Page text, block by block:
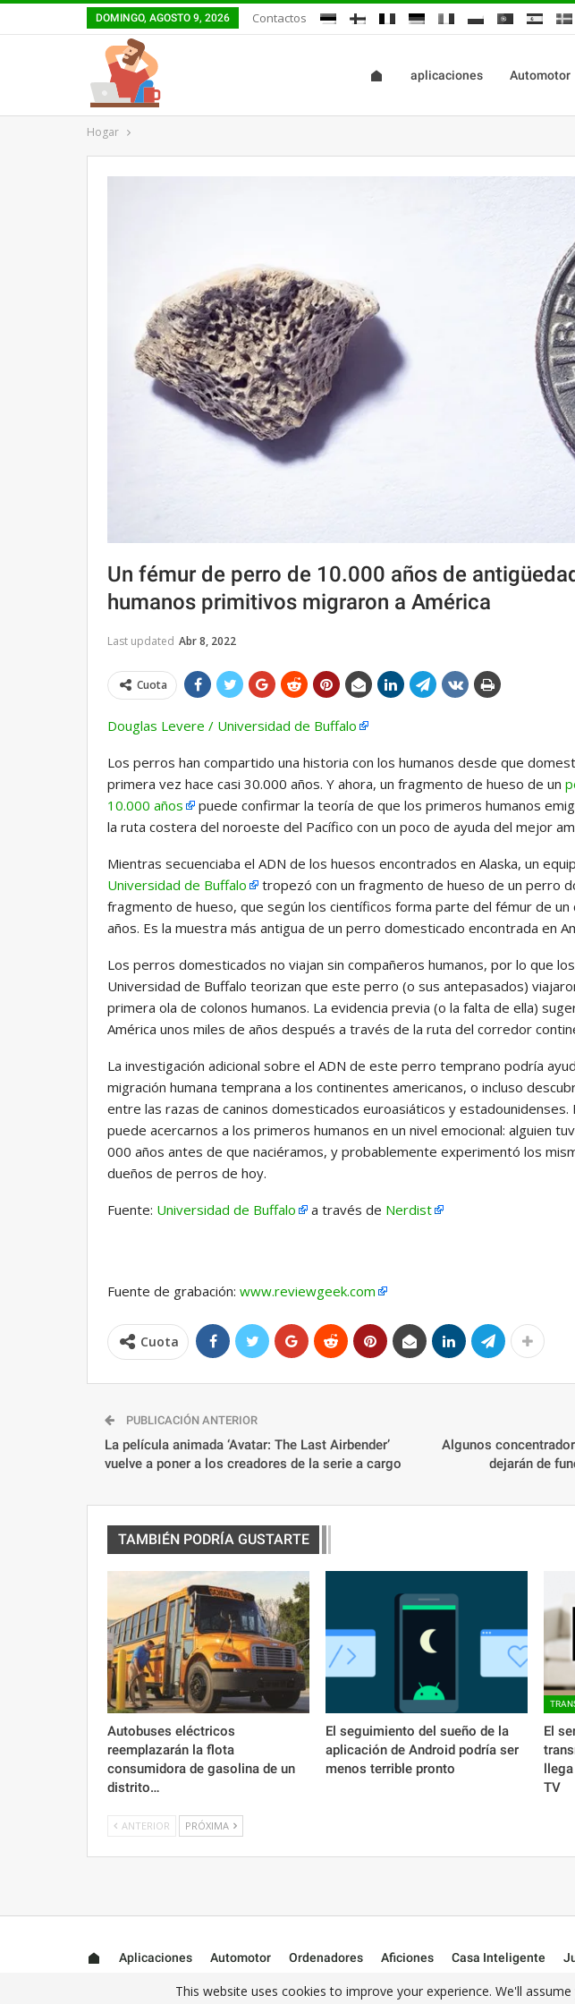
DOMINGO, AGOSTO 9, 2026 Contactos
aplicaciones Automotor
Hogar
Un fémur de perro de 10.000 años de
humanos primitivos migraron a América
Last updated Abr 8, 2022
Cuota
Douglas Levere / Universidad de Buffalo
Los perros han compartido una historia con los humanos desde que
primera vez hace casi 30.000 años. Y ahora, un fragmento de hueso de un
10.000 años
puede confirmar la teoría de que los primeros humanos
la ruta costera del noroeste del Pacífico con un poco de ayuda del mejor
Mientras secuenciaba el ADN de los huesos encontrados en Alaska, un
Universidad de Buffalo
tropezó con un fragmento de hueso de un perro
fragmento de hueso, que según los científicos forma parte del fémur de un
años. Es la muestra más antigua de un perro domesticado encontrada en
Los perros domesticados no viajan sin compañeros humanos, por lo que
Universidad de Buffalo teorizan que este perro (o sus antepasados)
primera ola de colonos humanos. La evidencia previa (o la falta de ella)
América unos miles de años después a través de la ruta del corredor
La investigación adicional sobre el ADN de este perro temprano podría
migración humana temprana a los continentes americanos, o incluso
entre las razas de caninos domesticados euroasiáticos y estadounidenses.
puede acercarnos a los primeros humanos en un nivel emocional: alguien
000 años antes de que naciéramos, y probablemente experimentó los
dueños de perros de hoy.
Fuente: Universidad de Buffalo a través de Nerdist
Fuente de grabación: www.reviewgeek.com
Cuota
PUBLICACIÓN ANTERIOR
La película animada ‘Avatar: The Last Airbender’
vuelve a poner a los creadores de la serie a cargo
Algunos
dejarán de
TAMBIÉN PODRÍA GUSTARTE
Autobuses eléctricos
reemplazarán la flota
consumidora de gasolina de un
distrito…
El seguimiento del sueño de la
aplicación de Android podría ser
menos terrible pronto
El
TV
ANTERIOR PRÓXIMA
Aplicaciones Automotor Ordenadores Aficiones Casa Inteligente
This website uses cookies to improve your experience. We'll